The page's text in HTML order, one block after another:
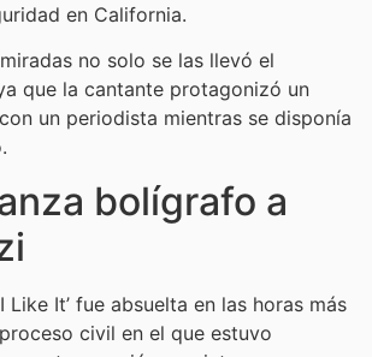
en California.
no solo se las llevó el
que la cantante protagonizó un
un periodista mientras se disponía
bolígrafo a
Like It’ fue absuelta en las horas más
civil en el que estuvo